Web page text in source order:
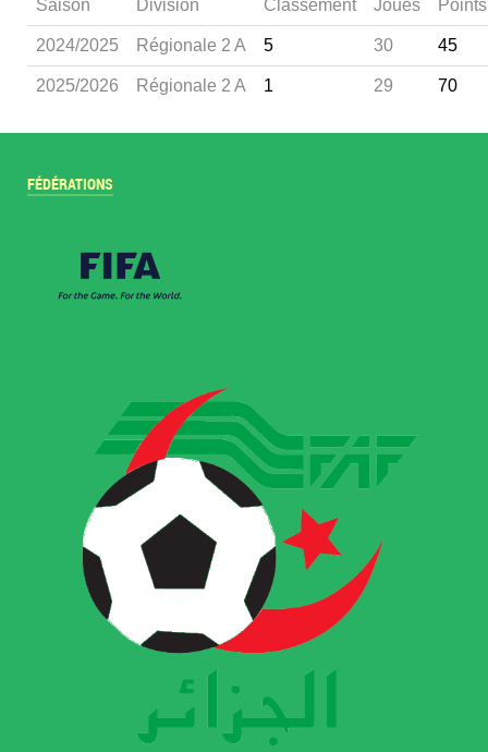
Saison Division Classement Joués Points
2024/2025 Régionale 2 A 5 30 45
2025/2026 Régionale 2 A 1 29 70
FÉDÉRATIONS